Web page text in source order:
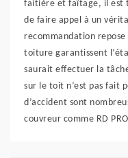
faitière et faîtage, il est
de faire appel à un
recommandation
toiture garantissent
saurait effectuer la
sur le toit n’est pas fait
d’accident sont
couvreur comme RD